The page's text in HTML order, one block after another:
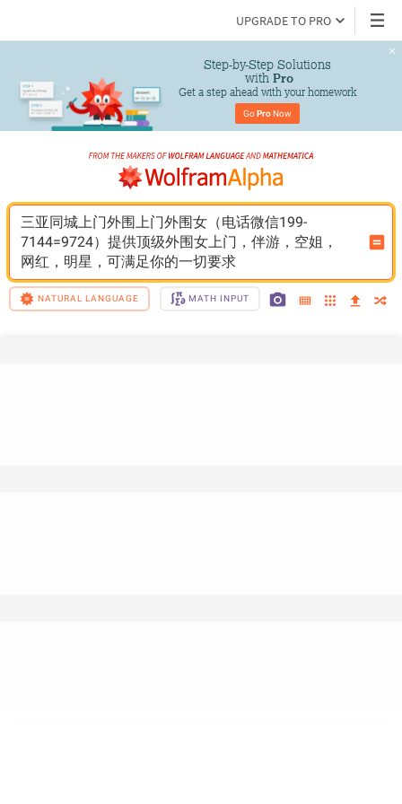
UPGRADE TO PRO
Step-by-Step Solutions
with Pro
Get a step ahead with your homework
Go Pro Now
三亚同城上门外围上门外围女（电话微信199-
7144=9724）提供顶级外围女上门，伴游，空姐，
网红，明星，可满足你的一切要求
NATURAL LANGUAGE MATH INPUT